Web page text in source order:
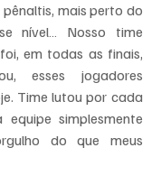
mais perto do
nível… Nosso time
em todas as finais,
esses jogadores
Time lutou por cada
simplesmente
do que meus